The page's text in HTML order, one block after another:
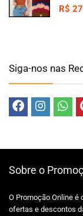
R$
Siga-nos nas
Sobre o
O Promoção Online é
ofertas e descontos